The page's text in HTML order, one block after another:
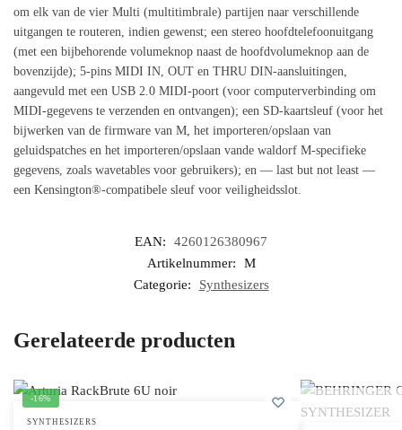
om elk van de vier Multi (multitimbrale) partijen naar verschillende
uitgangen te routeren, indien gewenst; een stereo hoofdtelefoonuitgang
(met een bijbehorende volumeknop naast de hoofdvolumeknop aan de
bovenzijde); 5-pins MIDI IN, OUT en THRU DIN-aansluitingen,
aangevuld met een USB 2.0 MIDI-poort (voor computerverbinding om
MIDI-gegevens te verzenden en ontvangen); een SD-kaartsleuf (voor het
bijwerken van de firmware van M, het importeren/opslaan van
geluidspatches en het importeren/opslaan vande waldorf M-specifieke
gegevens, zoals wavetables voor gebruikers); en — last but not least —
een Kensington®-compatibele sleuf voor veiligheidsslot.
EAN:
4260126380967
Artikelnummer:
M
Categorie:
Synthesizers
Gerelateerde producten
-16%
SYNTHESIZERS